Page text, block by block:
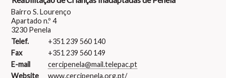
Bairro S. Lourenço
Apartado n.º 4
3230 Penela
Telef.
+351 239 560 140
Fax
+351 239 560 149
E-mail
cercipenela@mail.telepac.pt
Website
www.cercipenela.org.pt/